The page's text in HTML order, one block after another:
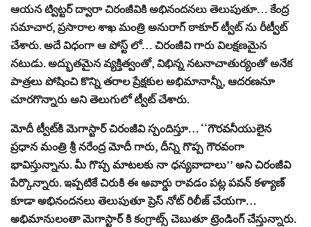
ఆయన ట్విట్టర్ ద్వారా చిరంజీవికి అభినందనలు తెలుపుతూ… కేంద్ర
సమాచార, ప్రసారాల శాఖ మంత్రి అనురాగ్ ఠాకూర్ ట్వీట్ ను రీట్వీట్
చేశారు. అదే విధంగా ఆ పోస్ట్ లో… చిరంజీవి గారు విలక్షణమైన
నటుడు. అద్భుతమైన వ్యక్తిత్వంతో, విభిన్న నటనాచాతుర్యంతో అనేక
పాత్రలు పోషించి కొన్ని తరాల ప్రేక్షకుల అభిమానాన్నీ, ఆదరణనూ
చూరగొన్నారు అని తెలుగులో ట్వీట్ చేశారు.
మోదీ ట్వీట్‌కి మెగాస్టార్ చిరంజీవి స్పందిస్తూ… ‘‘గౌరవనీయులైన
ప్రధాన మంత్రి శ్రీ నరేంద్ర మోదీ గారు, దీన్ని గొప్ప గౌరవంగా
భావిస్తున్నాను. మీ గొప్ప మాటలకు నా ధన్యవాదాలు’’ అని చిరంజీవి
పేర్కొన్నారు. ఇప్పటికే చిరుకి ఈ అవార్డు రావడం పట్ల పవన్ కళ్యాణ్
కూడా అభినందనలు తెలుపుతూ ప్రెస్ నోట్ రిలీజ్ చేయగా…
అభిమానులంతా మెగాస్టార్ కి కంగ్రాట్స్ చెబుతూ ట్రెండింగ్ చేస్తున్నారు.